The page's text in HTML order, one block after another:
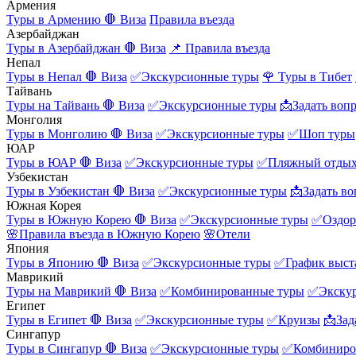
Армения
Туры в Армению 🛑 Виза Правила въезда
Азербайджан
Туры в Азербайджан 🛑 Виза 📌 Правила въезда
Непал
Туры в Непал 🛑 Виза ✅Экскурсионные туры 🌹 Туры в Тибет
Тайвань
Туры на Тайвань 🛑 Виза ✅Экскурсионные туры 📩Задать
Монголия
Туры в Монголию 🛑 Виза ✅Экскурсионные туры ✅Шоп туры
ЮАР
Туры в ЮАР 🛑 Виза ✅Экскурсионные туры ✅Пляжный
Узбекистан
Туры в Узбекистан 🛑 Виза ✅Экскурсионные туры 📩Задать
Южная Корея
Туры в Южную Корею 🛑 Виза ✅Экскурсионные туры
🌸Правила въезда в Южную Корею 🌸Отели
Япония
Туры в Японию 🛑 Виза ✅Экскурсионные туры ✅График
Маврикий
Туры на Маврикий 🛑 Виза ✅Комбинированные туры
Египет
Туры в Египет 🛑 Виза ✅Экскурсионные туры ✅Круизы
Сингапур
Туры в Сингапур 🛑 Виза ✅Экскурсионные туры